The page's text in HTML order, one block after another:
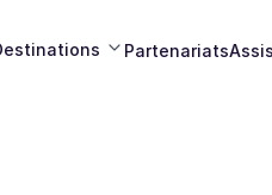
Partenariats